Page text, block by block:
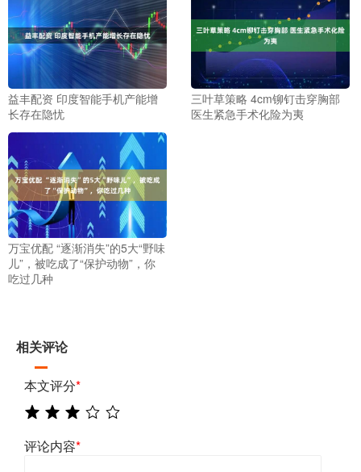
益丰配资 印度智能手机产能增
长存在隐忧
三叶草策略 4cm铆钉击穿胸部
医生紧急手术化险为夷
万宝优配 “逐渐消失”的5大“野味
儿”，被吃成了“保护动物”，你
吃过几种
相关评论
本文评分*
评论内容*